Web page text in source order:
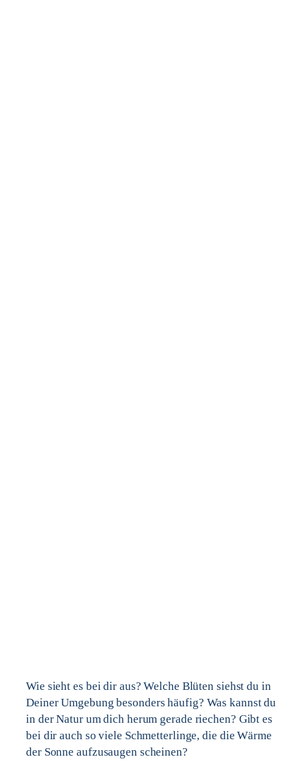
Wie sieht es bei dir aus? Welche Blüten siehst du in
Deiner Umgebung besonders häufig? Was kannst du
in der Natur um dich herum gerade riechen? Gibt es
bei dir auch so viele Schmetterlinge, die die Wärme
der Sonne aufzusaugen scheinen?